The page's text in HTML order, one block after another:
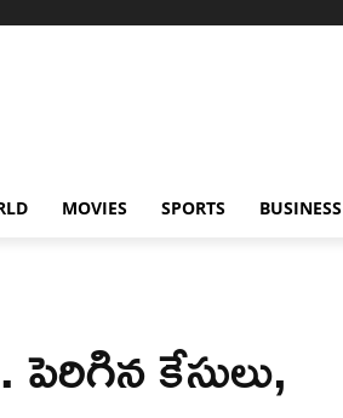
MOVIES SPORTS BUSINESS
కేసులు,